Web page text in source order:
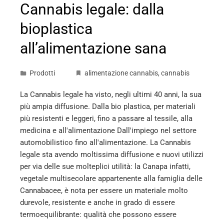
Cannabis legale: dalla
bioplastica
all’alimentazione sana
Prodotti alimentazione cannabis, cannabis
La Cannabis legale ha visto, negli ultimi 40 anni, la sua
più ampia diffusione. Dalla bio plastica, per materiali
più resistenti e leggeri, fino a passare al tessile, alla
medicina e all'alimentazione Dall'impiego nel settore
automobilistico fino all'alimentazione. La Cannabis
legale sta avendo moltissima diffusione e nuovi utilizzi
per via delle sue molteplici utilità: la Canapa infatti,
vegetale multisecolare appartenente alla famiglia delle
Cannabacee, è nota per essere un materiale molto
durevole, resistente e anche in grado di essere
termoequilibrante: qualità che possono essere